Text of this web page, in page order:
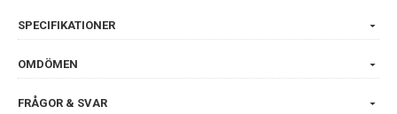
SPECIFIKATIONER
OMDÖMEN
FRÅGOR & SVAR